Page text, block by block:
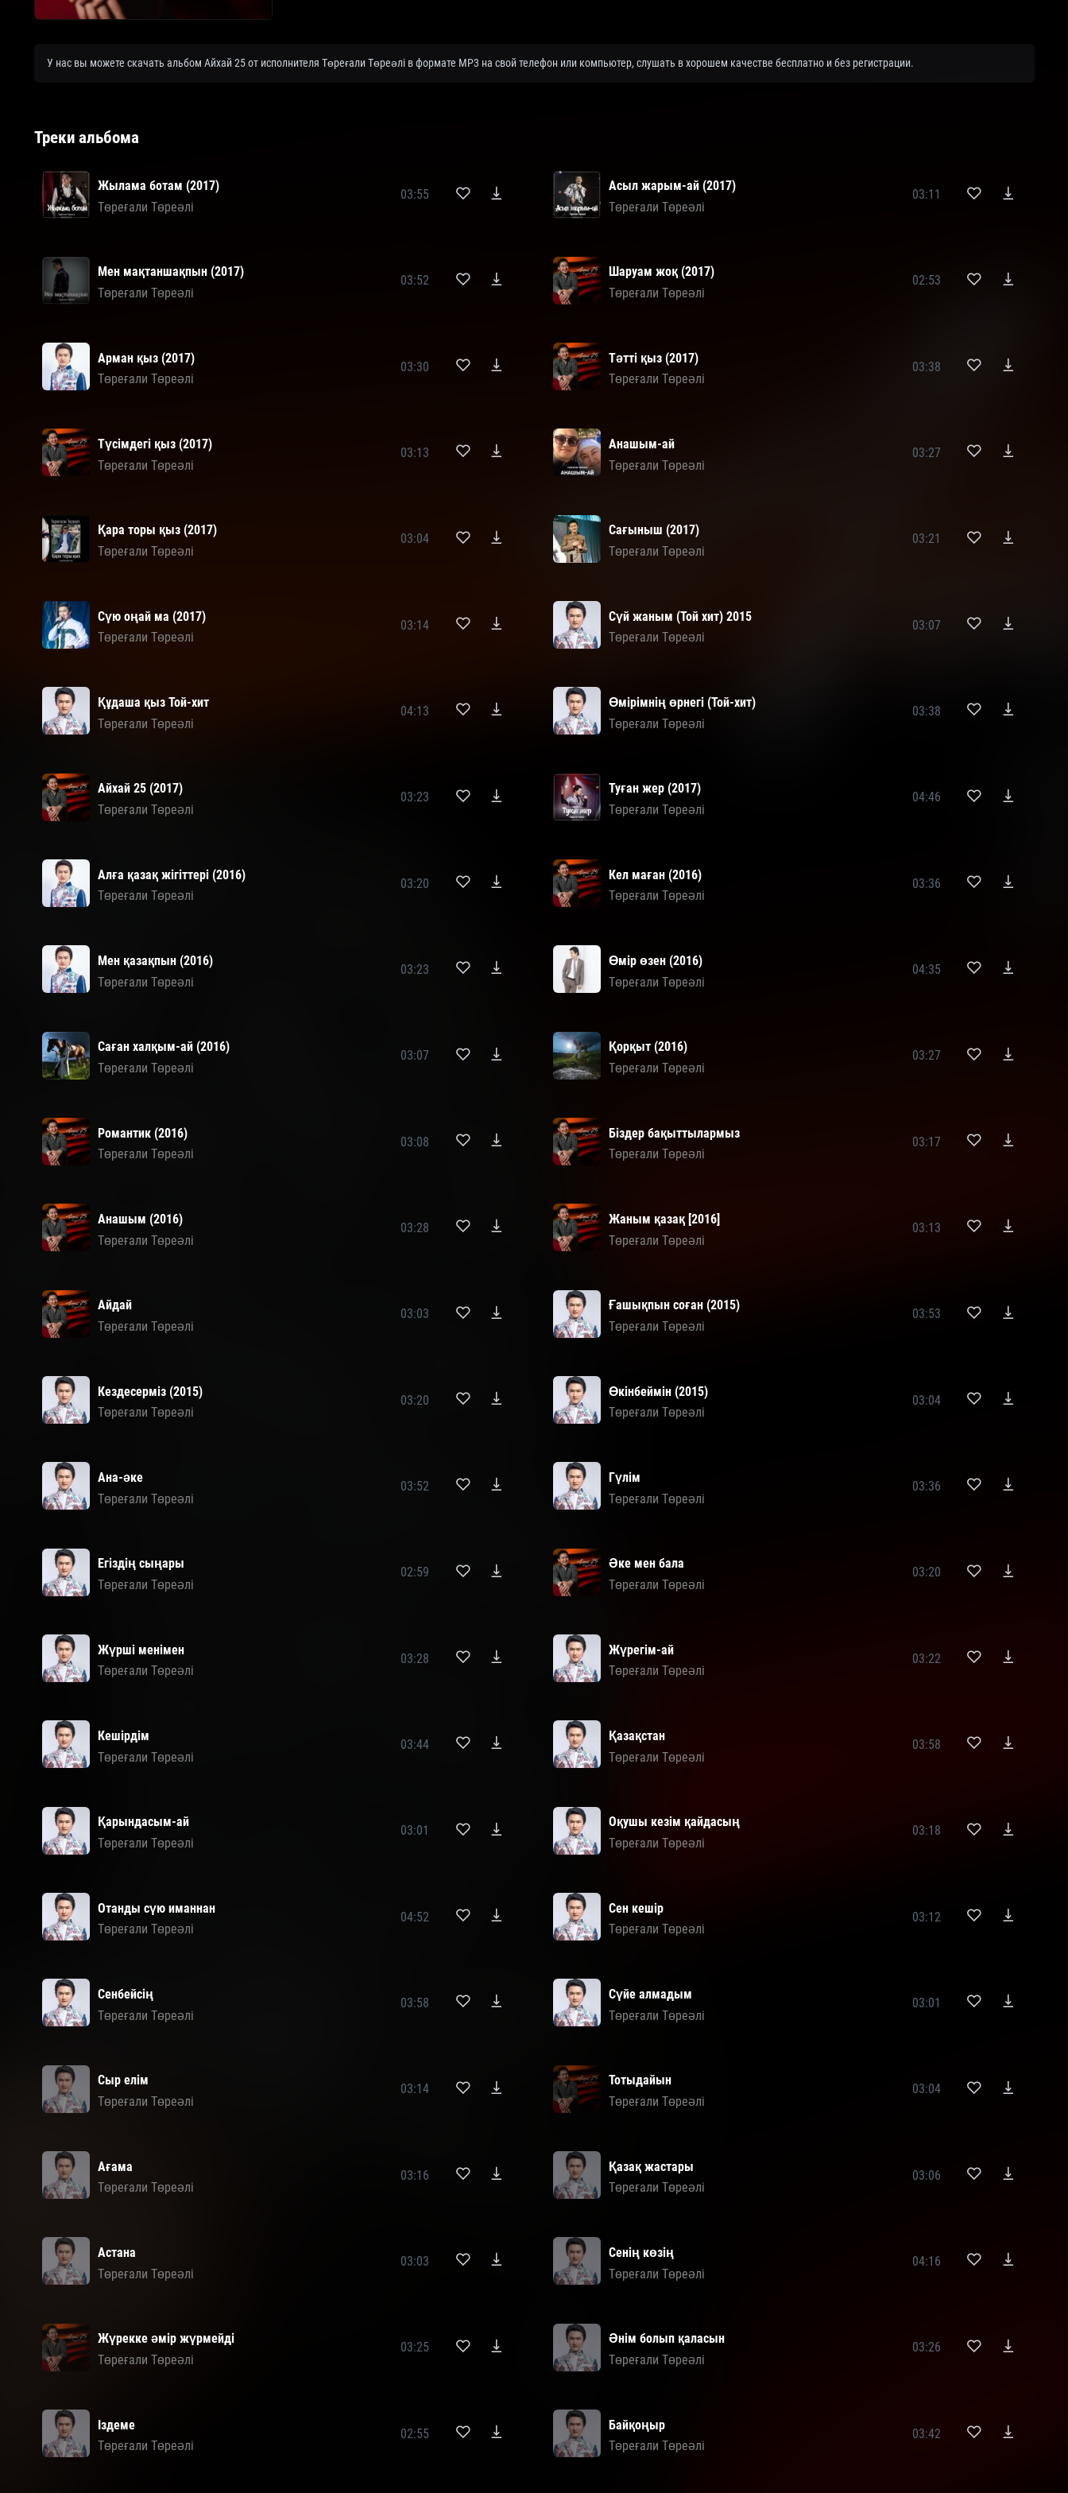
У нас вы можете скачать альбом Айхай 25 от исполнителя Төреғали Төреәлі в формате MP3 на свой телефон или компьютер, слушать в хорошем качестве бесплатно и без регистрации.
Треки альбома
Жылама ботам (2017)
Төреғали Төреәлі
03:55
Асыл жарым-ай (2017)
Төреғали Төреәлі
03:11
Мен мақтаншақпын (2017)
Төреғали Төреәлі
03:52
Шаруам жоқ (2017)
Төреғали Төреәлі
02:53
Арман қыз (2017)
Төреғали Төреәлі
03:30
Тәтті қыз (2017)
Төреғали Төреәлі
03:38
Түсімдегі қыз (2017)
Төреғали Төреәлі
03:13
Анашым-ай
Төреғали Төреәлі
03:27
Қара торы қыз (2017)
Төреғали Төреәлі
03:04
Сағыныш (2017)
Төреғали Төреәлі
03:21
Сүю оңай ма (2017)
Төреғали Төреәлі
03:14
Сүй жаным (Той хит) 2015
Төреғали Төреәлі
03:07
Құдаша қыз Той-хит
Төреғали Төреәлі
04:13
Өмірімнің өрнегі (Той-хит)
Төреғали Төреәлі
03:38
Айхай 25 (2017)
Төреғали Төреәлі
03:23
Туған жер (2017)
Төреғали Төреәлі
04:46
Алға қазақ жігіттері (2016)
Төреғали Төреәлі
03:20
Кел маған (2016)
Төреғали Төреәлі
03:36
Мен қазақпын (2016)
Төреғали Төреәлі
03:23
Өмір өзен (2016)
Төреғали Төреәлі
04:35
Саған халқым-ай (2016)
Төреғали Төреәлі
03:07
Қорқыт (2016)
Төреғали Төреәлі
03:27
Романтик (2016)
Төреғали Төреәлі
03:08
Біздер бақыттылармыз
Төреғали Төреәлі
03:17
Анашым (2016)
Төреғали Төреәлі
03:28
Жаным қазақ [2016]
Төреғали Төреәлі
03:13
Айдай
Төреғали Төреәлі
03:03
Ғашықпын соған (2015)
Төреғали Төреәлі
03:53
Кездесерміз (2015)
Төреғали Төреәлі
03:20
Өкінбеймін (2015)
Төреғали Төреәлі
03:04
Ана-әке
Төреғали Төреәлі
03:52
Гүлім
Төреғали Төреәлі
03:36
Егіздің сыңары
Төреғали Төреәлі
02:59
Әке мен бала
Төреғали Төреәлі
03:20
Жүрші менімен
Төреғали Төреәлі
03:28
Жүрегім-ай
Төреғали Төреәлі
03:22
Кешірдім
Төреғали Төреәлі
03:44
Қазақстан
Төреғали Төреәлі
03:58
Қарындасым-ай
Төреғали Төреәлі
03:01
Оқушы кезім қайдасың
Төреғали Төреәлі
03:18
Отанды сүю иманнан
Төреғали Төреәлі
04:52
Сен кешір
Төреғали Төреәлі
03:12
Сенбейсің
Төреғали Төреәлі
03:58
Сүйе алмадым
Төреғали Төреәлі
03:01
Сыр елім
Төреғали Төреәлі
03:14
Тотыдайын
Төреғали Төреәлі
03:04
Ағама
Төреғали Төреәлі
03:16
Қазақ жастары
Төреғали Төреәлі
03:06
Астана
Төреғали Төреәлі
03:03
Сенің көзің
Төреғали Төреәлі
04:16
Жүрекке әмір жүрмейді
Төреғали Төреәлі
03:25
Әнім болып қаласын
Төреғали Төреәлі
03:26
Іздеме
Төреғали Төреәлі
02:55
Байқоңыр
Төреғали Төреәлі
03:42